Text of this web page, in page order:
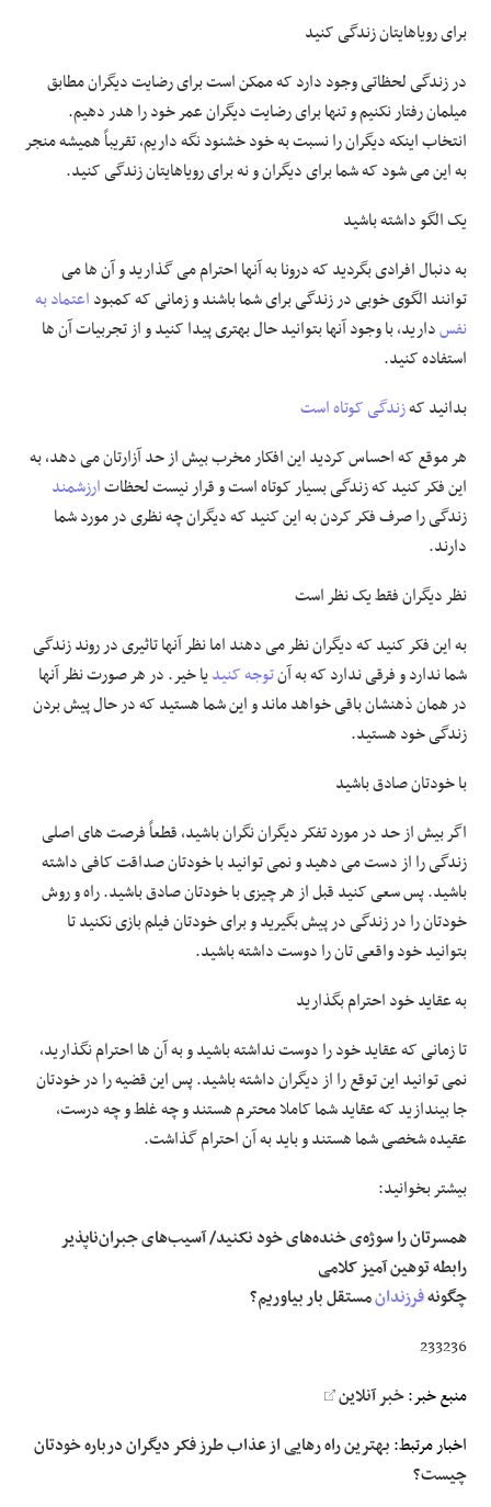
برای رویاهایتان زندگی کنید
در زندگی لحظاتی وجود دارد که ممکن است برای رضایت دیگران مطابق
میلمان رفتار نکنیم و تنها برای رضایت دیگران عمر خود را هدر دهیم.
انتخاب اینکه دیگران را نسبت به خود خشنود نگه داریم، تقریباً همیشه منجر
به این می شود که شما برای دیگران و نه برای رویاهایتان زندگی کنید.
یک الگو داشته باشید
به دنبال افرادی بگردید که درونا به آنها احترام می گذارید و آن ها می
توانند الگوی خوبی در زندگی برای شما باشند و زمانی که کمبوداعتماد به
نفسدارید، با وجود آنها بتوانید حال بهتری پیدا کنید و از تجربیات آن ها
استفاده کنید.
بدانید کهزندگی کوتاه است
هر موقع که احساس کردید این افکار مخرب بیش از حد آزارتان می دهد، به
این فکر کنید که زندگی بسیار کوتاه است و قرار نیست لحظاتارزشمند
زندگی را صرف فکر کردن به این کنید که دیگران چه نظری در مورد شما
دارند.
نظر دیگران فقط یک نظر است
به این فکر کنید که دیگران نظر می دهند اما نظر آنها تاثیری در روند زندگی
شما ندارد و فرقی ندارد که به آنتوجه کنیدیا خیر. در هر صورت نظر آنها
در همان ذهنشان باقی خواهد ماند و این شما هستید که در حال پیش بردن
زندگی خود هستید.
با خودتان صادق باشید
اگر بیش از حد در مورد تفکر دیگران نگران باشید، قطعاً فرصت های اصلی
زندگی را از دست می دهید و نمی توانید با خودتان صداقت کافی داشته
باشید. پس سعی کنید قبل از هر چیزی با خودتان صادق باشید. راه و روش
خودتان را در زندگی در پیش بگیرید و برای خودتان فیلم بازی نکنید تا
بتوانید خود واقعی تان را دوست داشته باشید.
به عقاید خود احترام بگذارید
تا زمانی که عقاید خود را دوست نداشته باشید و به آن ها احترام نگذارید،
نمی توانید این توقع را از دیگران داشته باشید. پس این قضیه را در خودتان
جا بیندازید که عقاید شما کاملا محترم هستند و چه غلط و چه درست،
عقیده شخصی شما هستند و باید به آن احترام گذاشت.
بیشتر بخوانید:
همسرتان را سوژه‌ی خنده‌های خود نکنید/ آسیب‌های جبران‌ناپذیر
رابطه توهین آمیز کلامی
چگونهفرزندانمستقل بار بیاوریم؟
233236
منبع خبر:خبر آنلاین
اخبار مرتبط:بهترین راه رهایی از عذاب طرز فکر دیگران درباره خودتان
چیست؟